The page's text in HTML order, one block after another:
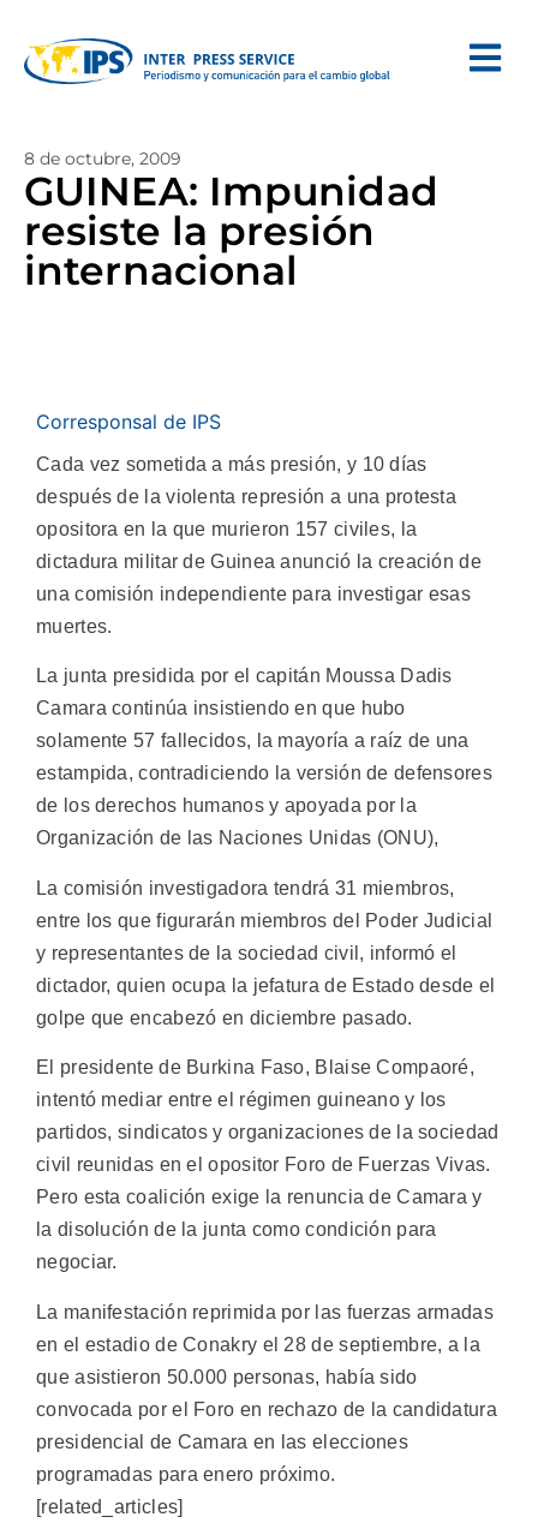
8 de octubre, 2009
GUINEA: Impunidad
resiste la presión
internacional
Corresponsal de IPS
Cada vez sometida a más presión, y 10 días
después de la violenta represión a una protesta
opositora en la que murieron 157 civiles, la
dictadura militar de Guinea anunció la creación de
una comisión independiente para investigar esas
muertes.
La junta presidida por el capitán Moussa Dadis
Camara continúa insistiendo en que hubo
solamente 57 fallecidos, la mayoría a raíz de una
estampida, contradiciendo la versión de defensores
de los derechos humanos y apoyada por la
Organización de las Naciones Unidas (ONU),
La comisión investigadora tendrá 31 miembros,
entre los que figurarán miembros del Poder Judicial
y representantes de la sociedad civil, informó el
dictador, quien ocupa la jefatura de Estado desde el
golpe que encabezó en diciembre pasado.
El presidente de Burkina Faso, Blaise Compaoré,
intentó mediar entre el régimen guineano y los
partidos, sindicatos y organizaciones de la sociedad
civil reunidas en el opositor Foro de Fuerzas Vivas.
Pero esta coalición exige la renuncia de Camara y
la disolución de la junta como condición para
negociar.
La manifestación reprimida por las fuerzas armadas
en el estadio de Conakry el 28 de septiembre, a la
que asistieron 50.000 personas, había sido
convocada por el Foro en rechazo de la candidatura
presidencial de Camara en las elecciones
programadas para enero próximo.
[related_articles]